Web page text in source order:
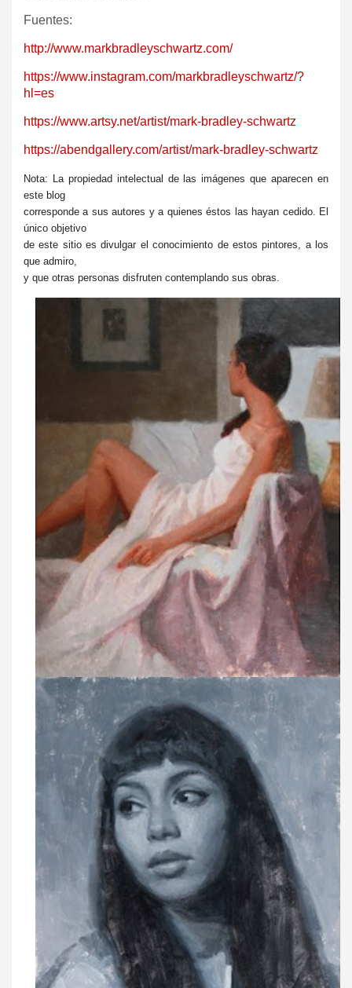
Fuentes:
http://www.markbradleyschwartz.com/
https://www.instagram.com/markbradleyschwartz/?
hl=es
https://www.artsy.net/artist/mark-bradley-schwartz
https://abendgallery.com/artist/mark-bradley-schwartz
Nota: La propiedad intelectual de las imágenes que aparecen en
este blog
corresponde a sus autores y a quienes éstos las hayan cedido. El
único objetivo
de este sitio es divulgar el conocimiento de estos pintores, a los
que admiro,
y que otras personas disfruten contemplando sus obras.